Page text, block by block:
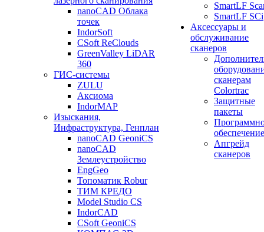
nanoCAD Облака
точек
IndorSoft
CSoft ReClouds
GreenValley LiDAR
360
ГИС-системы
ZULU
Аксиома
IndorMAP
Изыскания,
Инфраструктура, Генплан
nanoCAD GeoniCS
nanoCAD
Землеустройство
EngGeo
Топоматик Robur
ТИМ КРЕДО
Model Studio CS
IndorCAD
CSoft GeoniCS
SmartLF
SmartLF SCi
Аксессуары и
обслуживание
сканеров
сканерам
Colortrac
Защитные
пакеты
обеспечение
Апгрейд
сканеров